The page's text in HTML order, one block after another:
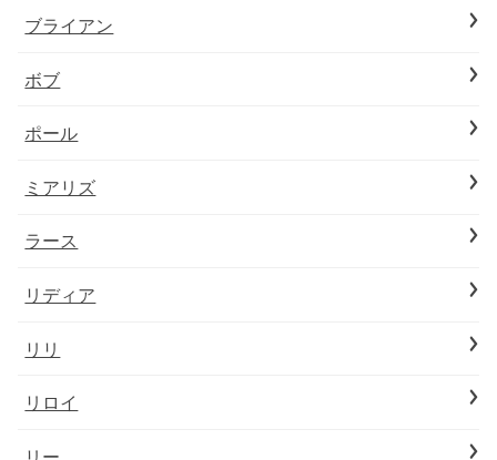
ブライアン
ボブ
ポール
ミアリズ
ラース
リディア
リリ
リロイ